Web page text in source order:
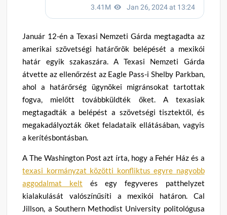
Január 12-én a Texasi Nemzeti Gárda megtagadta az
amerikai szövetségi határőrök belépését a mexikói
határ egyik szakaszára. A Texasi Nemzeti Gárda
átvette az ellenőrzést az Eagle Pass-i Shelby Parkban,
ahol a határőrség ügynökei migránsokat tartottak
fogva, mielőtt továbbküldték őket. A texasiak
megtagadták a belépést a szövetségi tisztektől, és
megakadályozták őket feladataik ellátásában, vagyis
a kerítésbontásban.
A The Washington Post azt írta, hogy a Fehér Ház és a
texasi kormányzat közötti konfliktus egyre nagyobb
aggodalmat kelt és egy fegyveres patthelyzet
kialakulását valószínűsíti a mexikói határon. Cal
Jillson, a Southern Methodist University politológusa